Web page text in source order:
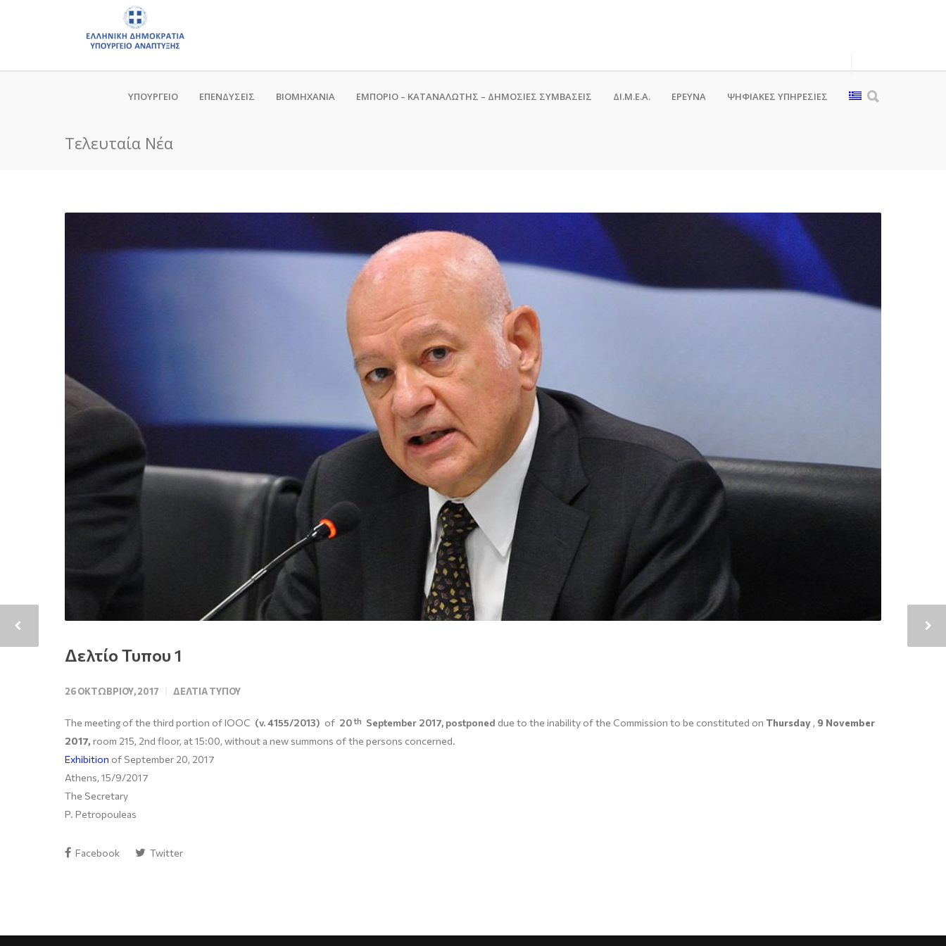
ΥΠΟΥΡΓΕΙΟ ΕΠΕΝΔΥΣΕΙΣ ΒΙΟΜΗΧΑΝΙΑ ΕΜΠΟΡΙΟ – ΚΑΤΑΝΑΛΩΤΗΣ – ΔΗΜΟΣΙΕΣ ΣΥΜΒΑΣΕΙΣ ΔΙ.Μ.Ε.Α. ΕΡΕΥΝΑ ΨΗΦΙΑΚΈΣ ΥΠΗΡΕΣΊΕΣ
Τελευταία Νέα
Δελτίο Τυπου 1
26 ΟΚΤΩΒΡΊΟΥ, 2017 ΔΕΛΤΊΑ ΤΎΠΟΥ
The meeting of the third portion of IOOC (v. 4155/2013) of 20th September 2017, postponed due to the inability of the Commission to be constituted on Thursday , 9 November
2017, room 215, 2nd floor, at 15:00, without a new summons of the persons concerned.
Exhibition of September 20, 2017
Athens, 15/9/2017
The Secretary
P. Petropouleas
Facebook Twitter